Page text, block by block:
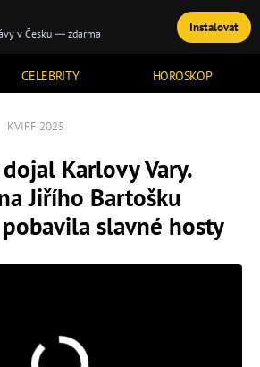
CELEBRITY HOROSKOP
TÉMATA
KVIFF 2025
Karlovy Vary.
Jiřího Bartošku
slavné hosty
v Česku — zdarma Instalovat